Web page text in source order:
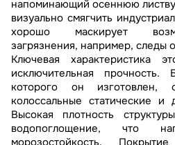
напоминающий осеннюю
визуально смягчить
хорошо маскирует
загрязнения, например, следы
Ключевая характеристика
исключительная
которого он изготовлен,
колоссальные статические и
Высокая плотность
водопоглощение, что
морозостойкость.